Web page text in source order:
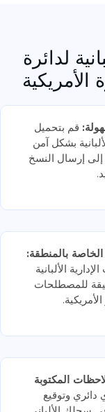
لدائرة
قم بتحميل
بشكل آمن
إلى إرسال النسخ
بالمنطقة:
الألبانية
للمصطلحات
المكتوبة
وتوقيع